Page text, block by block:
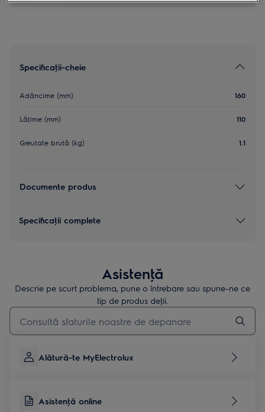
Specificaţii-cheie
Adâncime (mm) 160
Lăţime (mm) 110
Greutate brută (kg) 1.1
Documente produs
Specificaţii complete
Asistenţă
Descrie pe scurt problema, pune o întrebare sau spune-ne ce
tip de produs deţii.
Type to search for support articles
Alătură-te MyElectrolux
Asistenţă online